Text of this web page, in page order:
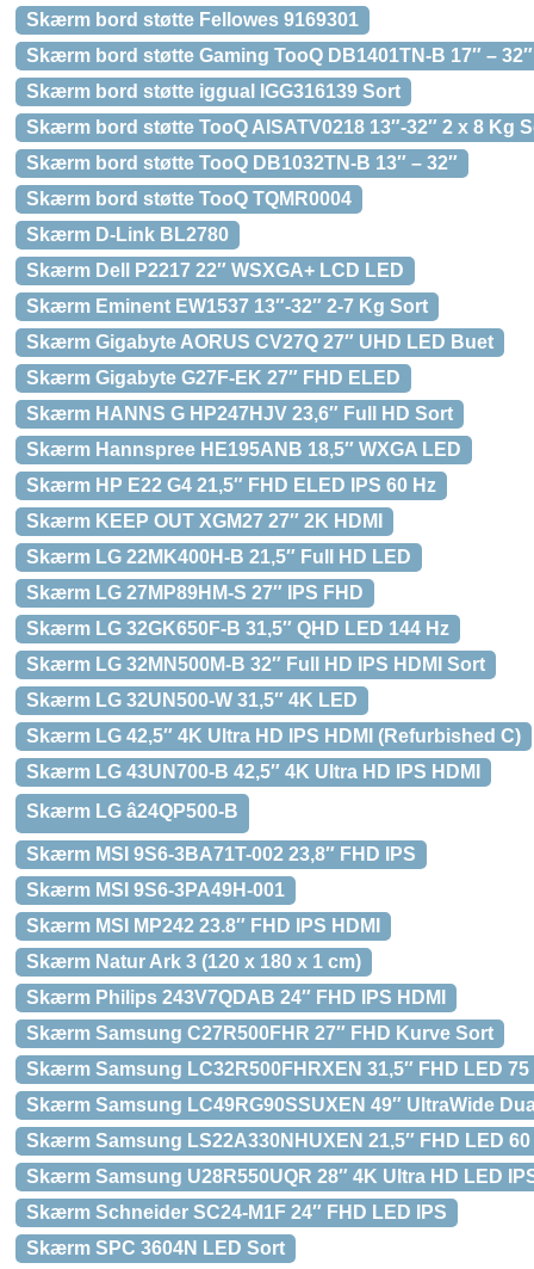
Skærm bord støtte Fellowes 9169301
Skærm bord støtte Gaming TooQ DB1401TN-B 17″ – 32″
Skærm bord støtte iggual IGG316139 Sort
Skærm bord støtte TooQ AISATV0218 13″-32″ 2 x 8 Kg
Skærm bord støtte TooQ DB1032TN-B 13″ – 32″
Skærm bord støtte TooQ TQMR0004
Skærm D-Link BL2780
Skærm Dell P2217 22″ WSXGA+ LCD LED
Skærm Eminent EW1537 13″-32″ 2-7 Kg Sort
Skærm Gigabyte AORUS CV27Q 27″ UHD LED Buet
Skærm Gigabyte G27F-EK 27″ FHD ELED
Skærm HANNS G HP247HJV 23,6″ Full HD Sort
Skærm Hannspree HE195ANB 18,5″ WXGA LED
Skærm HP E22 G4 21,5″ FHD ELED IPS 60 Hz
Skærm KEEP OUT XGM27 27″ 2K HDMI
Skærm LG 22MK400H-B 21,5″ Full HD LED
Skærm LG 27MP89HM-S 27″ IPS FHD
Skærm LG 32GK650F-B 31,5″ QHD LED 144 Hz
Skærm LG 32MN500M-B 32″ Full HD IPS HDMI Sort
Skærm LG 32UN500-W 31,5″ 4K LED
Skærm LG 42,5″ 4K Ultra HD IPS HDMI (Refurbished C)
Skærm LG 43UN700-B 42,5″ 4K Ultra HD IPS HDMI
Skærm LG â24QP500-B
Skærm MSI 9S6-3BA71T-002 23,8″ FHD IPS
Skærm MSI 9S6-3PA49H-001
Skærm MSI MP242 23.8″ FHD IPS HDMI
Skærm Natur Ark 3 (120 x 180 x 1 cm)
Skærm Philips 243V7QDAB 24″ FHD IPS HDMI
Skærm Samsung C27R500FHR 27″ FHD Kurve Sort
Skærm Samsung LC32R500FHRXEN 31,5″ FHD LED
Skærm Samsung LC49RG90SSUXEN 49″ UltraWide
Skærm Samsung LS22A330NHUXEN 21,5″ FHD LED 60
Skærm Samsung U28R550UQR 28″ 4K Ultra HD LED
Skærm Schneider SC24-M1F 24″ FHD LED IPS
Skærm SPC 3604N LED Sort